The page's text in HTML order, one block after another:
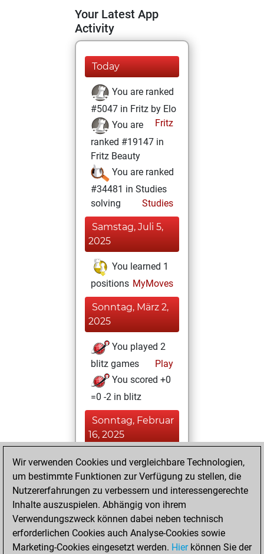
Your Latest App
Activity
Today
You are ranked
#5047 in Fritz by Elo
Fritz
You are
ranked #19147 in
Fritz Beauty
You are ranked
#34481 in Studies
solving
Studies
Samstag, Juli 5,
2025
You learned 1
positions MyMoves
Sonntag, März 2,
2025
You played 2
blitz games
Play
You scored +0
=0 -2 in blitz
Sonntag, Februar
16, 2025
You won
against Fritz
Fritz
You achieved a
BeautyScore of 4
new Elo of 1621
Wir verwenden Cookies und vergleichbare Technologien,
um bestimmte Funktionen zur Verfügung zu stellen, die
Nutzererfahrungen zu verbessern und interessengerechte
Inhalte auszuspielen. Abhängig von ihrem
Verwendungszweck können dabei neben technisch
erforderlichen Cookies auch Analyse-Cookies sowie
Marketing-Cookies eingesetzt werden. Hierkönnen Sie der